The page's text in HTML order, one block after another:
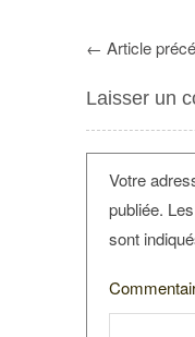
← Article
Laisser un
Votre
publiée.
sont